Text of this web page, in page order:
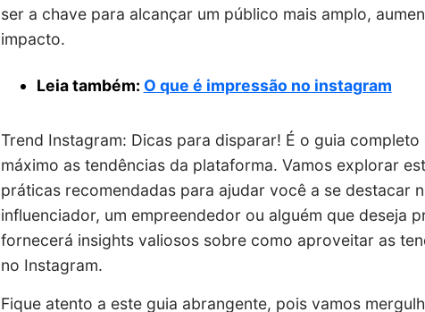
ser a chave para alcançar um público mais amplo,
impacto.
Leia também: O que é impressão no instagram
Trend Instagram: Dicas para disparar! É o guia
máximo as tendências da plataforma. Vamos explorar
práticas recomendadas para ajudar você a se destacar
influenciador, um empreendedor ou alguém que deseja
fornecerá insights valiosos sobre como aproveitar as
no Instagram.
Fique atento a este guia abrangente, pois vamos